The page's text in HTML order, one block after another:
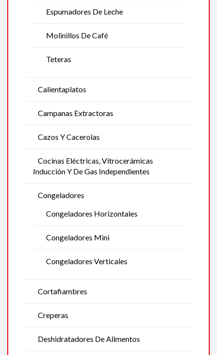
Espumadores De Leche
Molinillos De Café
Teteras
Calientaplatos
Campanas Extractoras
Cazos Y Cacerolas
Cocinas Eléctricas, Vitrocerámicas
Inducción Y De Gas Independientes
Congeladores
Congeladores Horizontales
Congeladores Mini
Congeladores Verticales
Cortafiambres
Creperas
Deshidratadores De Alimentos